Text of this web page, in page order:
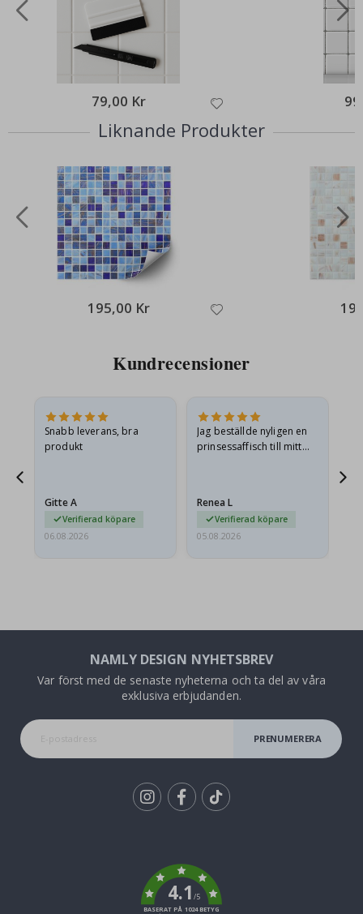
79,00 Kr
Liknande Produkter
195,00 Kr
Kundrecensioner
Snabb leverans, bra
produkt
Gitte A
Verifierad köpare
06.08.2026
Jag beställde nyligen en
prinsessaffisch till mitt
Renea L
Verifierad köpare
05.08.2026
NAMLY DESIGN NYHETSBREV
Var först med de senaste nyheterna och ta del av våra
exklusiva erbjudanden.
PRENUMERERA
4.1/5
BASERAT PÅ 1024 BETYG